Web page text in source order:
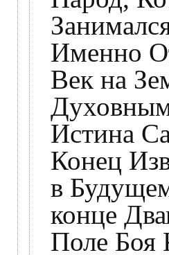
Именно
Век на
Истина
Конец
в
конце
Поле Боя